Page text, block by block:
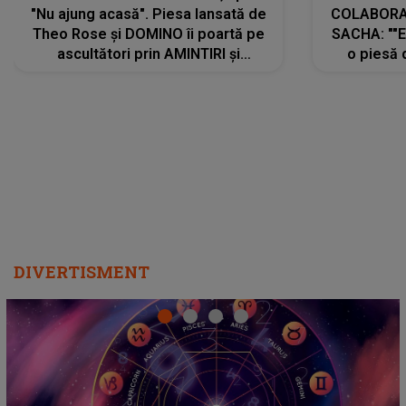
"Nu ajung acasă". Piesa lansată de
Theo Rose și DOMINO îi poartă pe
ascultători prin AMINTIRI și
SACHA:
o piesă
DIVERTISMENT